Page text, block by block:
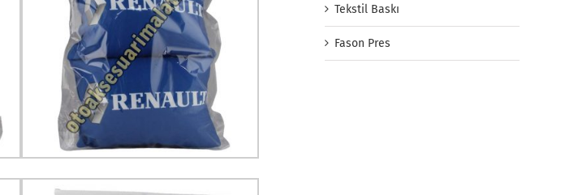
Tekstil Baskı
Fason Pres